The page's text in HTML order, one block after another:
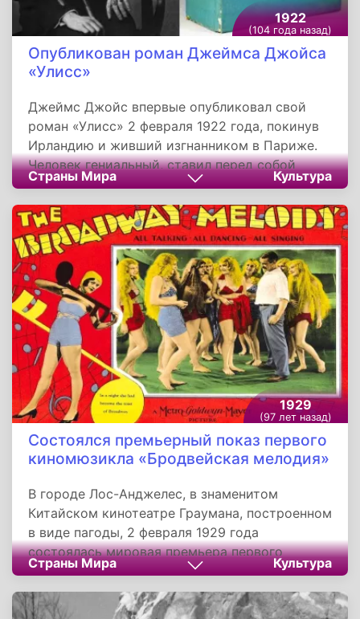
1922
(104 года назад)
Опубликован роман Джеймса Джойса
«Улисс»
Джеймс Джойс впервые опубликовал свой
роман «Улисс» 2 февраля 1922 года, покинув
Ирландию и живший изгнанником в Париже.
Человек гениальный, ставил перед собой
задачи более крупные, чем его современники.
Работал он, над главным своим романом
«Улисс» около семи лет.
Страны Мира Культура
1929
(97 лет назад)
Состоялся премьерный показ первого
киномюзикла «Бродвейская мелодия»
В городе Лос-Анджелес, в знаменитом
Китайском кинотеатре Граумана, построенном
в виде пагоды, 2 февраля 1929 года
состоялась мировая премьера первого
киномюзикла - «Бродвейская мелодия». Ее
снял в крупнейшей голливудской студии
«Метро-Голдуин-Майер» режиссер Гарри
Страны Мира Культура